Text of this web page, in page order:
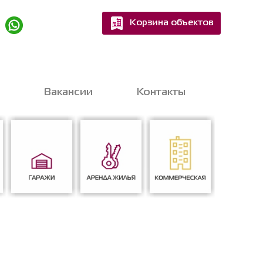
Корзина объектов
Вакансии Контакты
на бесплатную
консультацию
с экспертом